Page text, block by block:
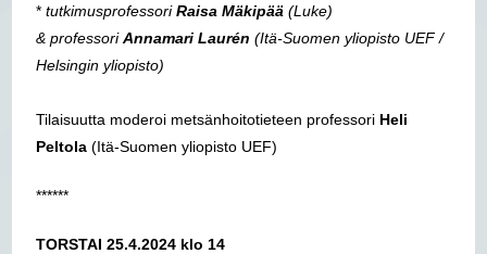
*tutkimusprofessori Raisa Mäkipää (Luke)
& professori Annamari Laurén (Itä-Suomen yliopisto UEF /
Helsingin yliopisto)
Tilaisuutta moderoi metsänhoitotieteen professori Heli
Peltola (Itä-Suomen yliopisto UEF)
******
TORSTAI 25.4.2024 klo 14